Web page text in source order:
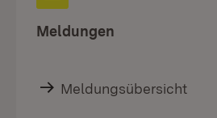
Meldungen
Meldungsübersicht